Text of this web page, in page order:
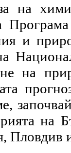
на
и
на
на
Пловдив